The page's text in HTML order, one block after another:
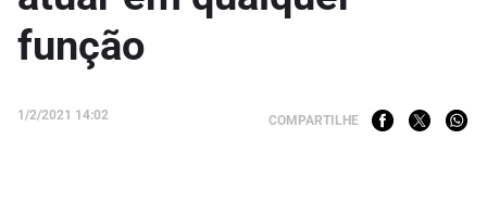
função
1/2/2021 14:02 COMPARTILHE